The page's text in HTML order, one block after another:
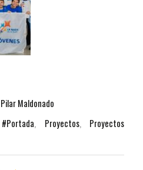
Pilar Maldonado
, Proyectos, Proyectos